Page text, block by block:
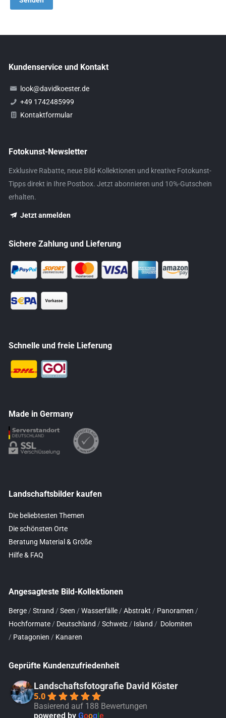
Kundenservice und Kontakt
look@davidkoester.de
+49 1742485999
Kontaktformular
Fotokunst-Newsletter
Exklusive Rabatte, neue Bild-Kollektionen und kreative Fotokunst-
Tipps direkt in Ihre Postbox. Jetzt abonnieren und 10%-Gutschein
erhalten.
Jetzt anmelden
Sichere Zahlung und Lieferung
Schnelle und freie Lieferung
Made in Germany
Landschaftsbilder kaufen
Die beliebtesten Themen
Die schönsten Orte
Beratung Material & Größe
Hilfe & FAQ
Angesagteste Bild-Kollektionen
Berge / Strand / Seen / Wasserfälle / Abstrakt / Panoramen /
Hochformate / Deutschland / Schweiz / Island / Dolomiten
/ Patagonien / Kanaren
Geprüfte Kundenzufriedenheit
Landschaftsfotografie David Köster
5.0
Basierend auf 188 Bewertungen
powered by Google